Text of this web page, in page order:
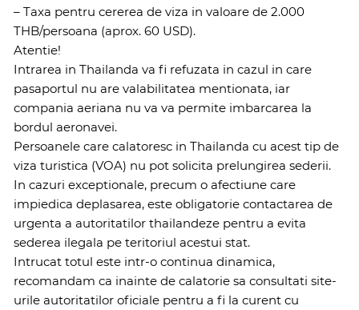
– Taxa pentru cererea de viza in valoare de 2.000
THB/persoana (aprox. 60 USD).
Atentie!
Intrarea in Thailanda va fi refuzata in cazul in care
pasaportul nu are valabilitatea mentionata, iar
compania aeriana nu va va permite imbarcarea la
bordul aeronavei.
Persoanele care calatoresc in Thailanda cu acest tip de
viza turistica (VOA) nu pot solicita prelungirea sederii.
In cazuri exceptionale, precum o afectiune care
impiedica deplasarea, este obligatorie contactarea de
urgenta a autoritatilor thailandeze pentru a evita
sederea ilegala pe teritoriul acestui stat.
Intrucat totul este intr-o continua dinamica,
recomandam ca inainte de calatorie sa consultati site-
urile autoritatilor oficiale pentru a fi la curent cu